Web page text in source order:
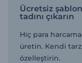
Ücretsiz
tadını çıkarın
Hiç para
üretin. Kendi
özelleştirin.